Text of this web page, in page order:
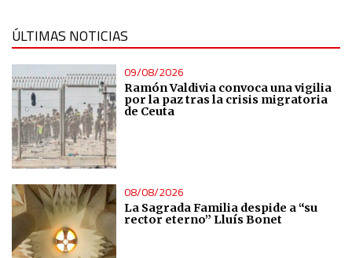
ÚLTIMAS NOTICIAS
09/08/2026
Ramón Valdivia convoca una vigilia
por la paz tras la crisis migratoria
de Ceuta
08/08/2026
La Sagrada Familia despide a “su
rector eterno” Lluís Bonet